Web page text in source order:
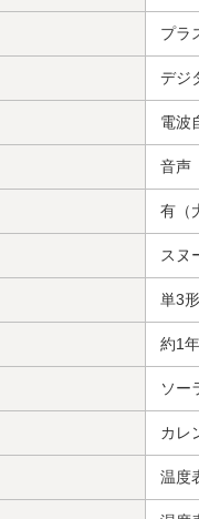
プラ
デジ
電波
音声
有（
スヌ
単3
約1年
ソー
カレ
温度